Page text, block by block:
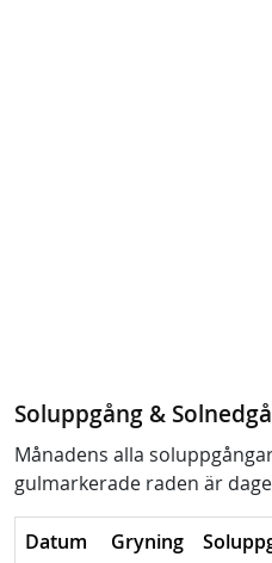
Soluppgång &
Månadens alla
gulmarkerade raden är
Datum Gryning